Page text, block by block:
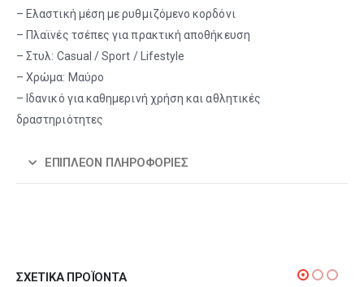
– Ελαστική μέση με ρυθμιζόμενο κορδόνι
– Πλαϊνές τσέπες για πρακτική αποθήκευση
– Στυλ: Casual / Sport / Lifestyle
– Χρώμα: Μαύρο
– Ιδανικό για καθημερινή χρήση και αθλητικές
δραστηριότητες
ΕΠΙΠΛΈΟΝ ΠΛΗΡΟΦΟΡΊΕΣ
ΣΧΕΤΙΚΆ ΠΡΟΪΌΝΤΑ